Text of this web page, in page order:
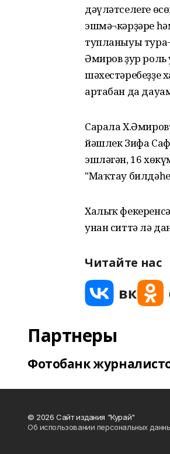
дәүләтселеге
эшмә¬кәрҙәре
тупланыуы
Әмиров ҙур
шәхестәребеҙҙе
артабан да
Сарала
йәшлек Зифа
эшләгән, 16
"Маҡтау
Халыҡ
унан ситтә лә
Читайте нас
Партнеры
Фотобанк
© 2026 Сайт издания "Курай"
Об использовании персональных